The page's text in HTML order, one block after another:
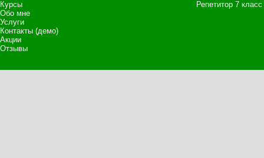
Курсы
Обо мне
Услуги
Контакты (демо)
Акции
Отзывы
Репетитор 7 класс